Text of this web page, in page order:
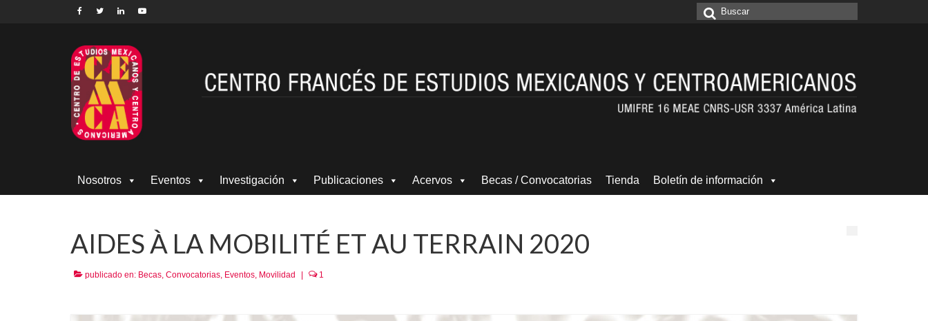
Buscar
Nosotros Eventos Investigación Publicaciones Acervos Becas / Convocatorias Tienda Boletín de información
AIDES À LA MOBILITÉ ET AU TERRAIN 2020
publicado en: Becas Convocatorias Eventos Movilidad | 1